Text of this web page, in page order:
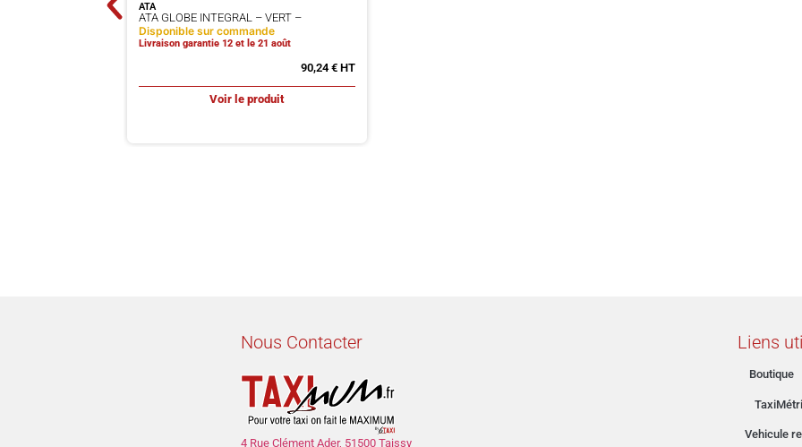
ATA
ATA GLOBE INTEGRAL – VERT –
Disponible sur commande
Livraison garantie 12 et le 21 août
90,24€
Voir le produit
Nous Contacter
4 Rue Clément Ader, 51500 Taissy
Liens
Boutique
Vehicule